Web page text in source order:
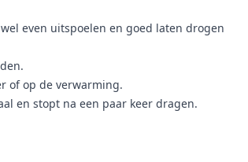
even uitspoelen en goed laten drogen
of op de verwarming.
en stopt na een paar keer dragen.